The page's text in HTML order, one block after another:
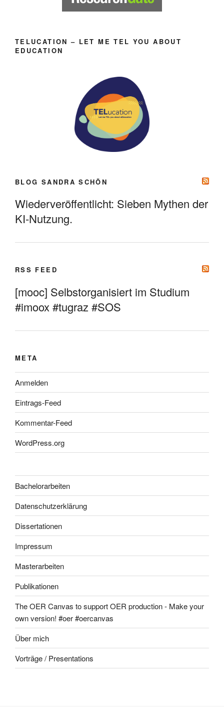
TELUCATION – LET ME TEL YOU ABOUT
EDUCATION
BLOG SANDRA SCHÖN
Wiederveröffentlicht: Sieben Mythen der
KI-Nutzung.
RSS FEED
[mooc] Selbstorganisiert im Studium
#imoox #tugraz #SOS
META
Anmelden
Eintrags-Feed
Kommentar-Feed
WordPress.org
Bachelorarbeiten
Datenschutzerklärung
Dissertationen
Impressum
Masterarbeiten
Publikationen
The OER Canvas to support OER production - Make your
own version! #oer #oercanvas
Über mich
Vorträge / Presentations